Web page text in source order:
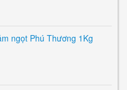
ngọt Phú Thương 1Kg